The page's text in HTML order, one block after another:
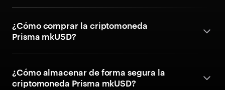
¿Cómo comprar la criptomoneda
Prisma mkUSD?
¿Cómo almacenar de forma segura la
criptomoneda Prisma mkUSD?